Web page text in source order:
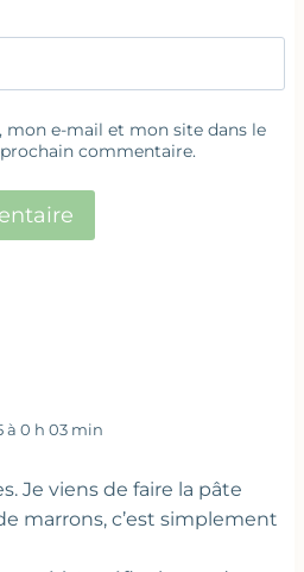
e-mail et mon site dans le
commentaire.
à 0 h 03 min
Je viens de faire la pâte
marrons, c’est simplement